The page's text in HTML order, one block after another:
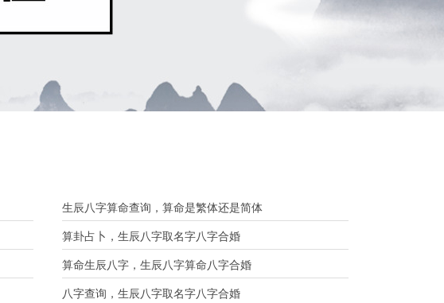
生辰八字算命查询，算命是繁体还是简体
算卦占卜，生辰八字取名字八字合婚
算命生辰八字，生辰八字算命八字合婚
八字查询，生辰八字取名字八字合婚